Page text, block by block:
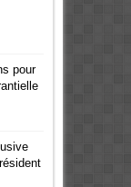
pour